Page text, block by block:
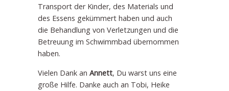
Transport der Kinder, des Materials und
des Essens gekümmert haben und auch
die Behandlung von Verletzungen und die
Betreuung im Schwimmbad übernommen
haben.
Vielen Dank an Annett, Du warst uns eine
große Hilfe. Danke auch an Tobi, Heike